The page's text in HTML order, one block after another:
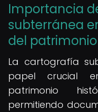
Importancia
subterránea
del patrimonio
La cartografía
papel crucial
patrimonio
permitiendo